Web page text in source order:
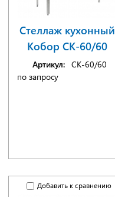
Стеллаж кухонный
Кобор СК-60/60
Артикул: СК-60/60
по запросу
Добавить к сравнению